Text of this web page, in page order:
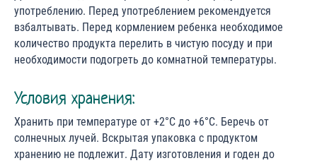
употреблению. Перед употреблением рекомендуется
взбалтывать. Перед кормлением ребенка необходимое
количество продукта перелить в чистую посуду и при
необходимости подогреть до комнатной температуры.
Условия хранения:
Хранить при температуре от +2°С до +6°С. Беречь от
солнечных лучей. Вскрытая упаковка с продуктом
хранению не подлежит. Дату изготовления и годен до